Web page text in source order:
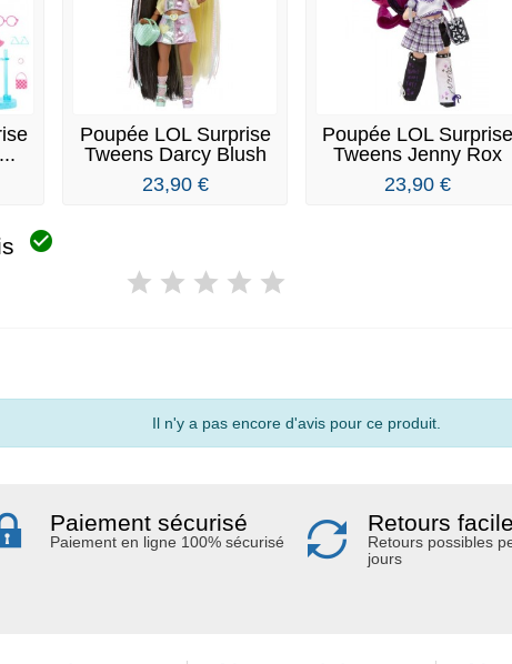
Poupée LOL Surprise
Tweens Darcy Blush
23,90 €
Poupée LOL Surprise
Tweens Jenny Rox
23,90 €

Il n'y a pas encore d'avis pour ce produit.
Paiement sécurisé
Paiement en ligne 100% sécurisé
Retours
Retours possibles
jours